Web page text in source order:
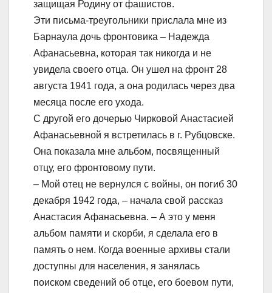
защищая Родину от фашистов.
Эти письма-треугольники прислала мне из
Барнаула дочь фронтовика – Надежда
Афанасьевна, которая так никогда и не
увидела своего отца. Он ушел на фронт 28
августа 1941 года, а она родилась через два
месяца после его ухода.
С другой его дочерью Чирковой Анастасией
Афанасьевной я встретилась в г. Рубцовске.
Она показала мне альбом, посвященный
отцу, его фронтовому пути.
– Мой отец не вернулся с войны, он погиб 30
декабря 1942 года, – начала свой рассказ
Анастасия Афанасьевна. – А это у меня
альбом памяти и скорби, я сделала его в
память о нем. Когда военные архивы стали
доступны для населения, я занялась
поиском сведений об отце, его боевом пути,